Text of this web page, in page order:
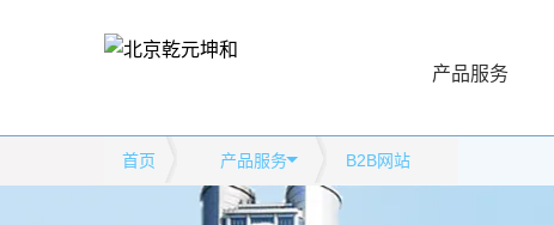
产品服务
首页 产品服务 B2B网站